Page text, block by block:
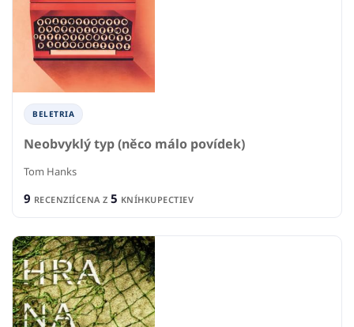
BELETRIA
Neobvyklý typ (něco málo povídek)
Tom Hanks
9 RECENZIÍCENA Z 5 KNÍHKUPECTIEV